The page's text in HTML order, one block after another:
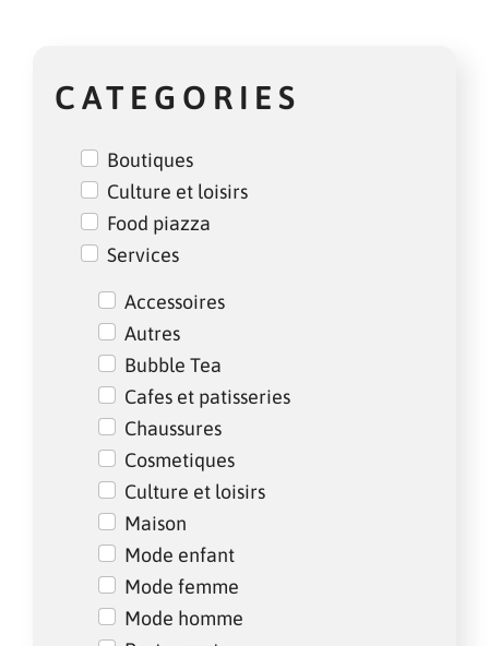
CATEGORIES
Boutiques
Culture et loisirs
Food piazza
Services
Accessoires
Autres
Bubble Tea
Cafes et patisseries
Chaussures
Cosmetiques
Culture et loisirs
Maison
Mode enfant
Mode femme
Mode homme